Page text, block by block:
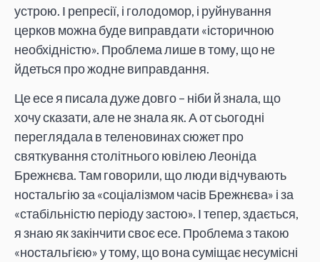
устрою. І репресії, і голодомор, і руйнування
церков можна буде виправдати «історичною
необхідністю». Проблема лише в тому, що не
йдеться про жодне виправдання.
Це есе я писала дуже довго – ніби й знала, що
хочу сказати, але не знала як. А от сьогодні
переглядала в теленовинах сюжет про
святкування столітнього ювілею Леоніда
Брежнєва. Там говорили, що люди відчувають
ностальгію за «соціалізмом часів Брежнєва» і за
«стабільністю періоду застою». І тепер, здається,
я знаю як закінчити своє есе. Проблема з такою
«ностальгією» у тому, що вона суміщає несумісні